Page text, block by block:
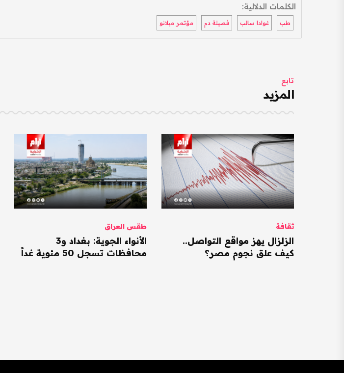
الكلمات الدلالية:
طب غوادا سالب فصيلة دم مؤتمر ميلانو
تابع
المزيد
ثقافة
الزلزال يهز مواقع التواصل..
كيف علق نجوم مصر؟
طقس العراق
الأنواء الجوية: بغداد و3
محافظات تسجل 50 مئوية غداً